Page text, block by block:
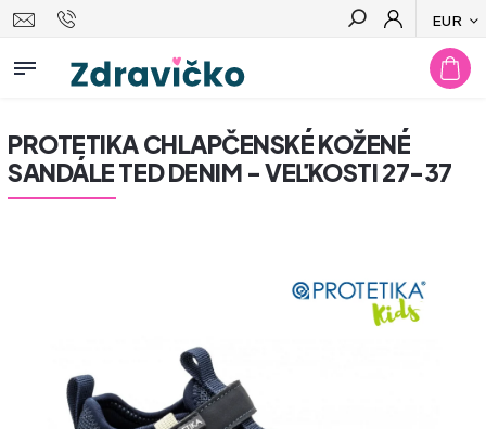
EUR
Hľadať
PROTETIKA CHLAPČENSKÉ KOŽENÉ
SANDÁLE TED DENIM - VEĽKOSTI 27-37